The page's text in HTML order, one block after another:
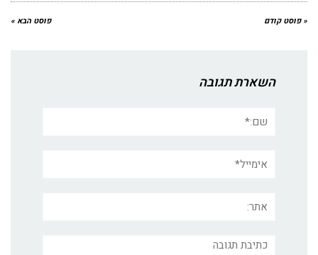
« פוסט קודם פוסט הבא »
השארת תגובה
תגובה